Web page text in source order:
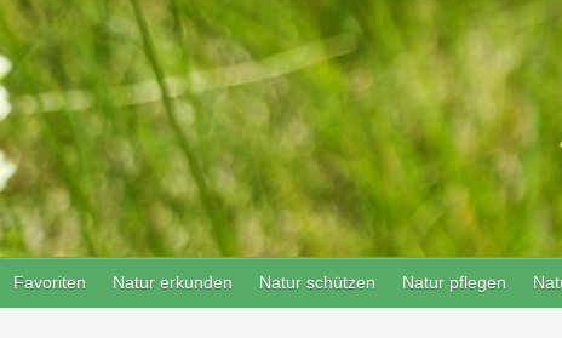
Favoriten Natur erkunden Natur schützen Natur pflegen